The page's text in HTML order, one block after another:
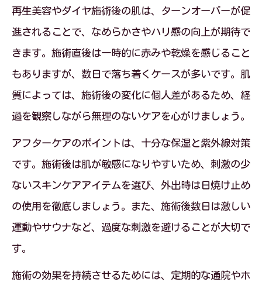
再生美容やダイヤ施術後の肌は、ターンオーバーが促
進されることで、なめらかさやハリ感の向上が期待で
きます。施術直後は一時的に赤みや乾燥を感じること
もありますが、数日で落ち着くケースが多いです。肌
質によっては、施術後の変化に個人差があるため、経
過を観察しながら無理のないケアを心がけましょう。
アフターケアのポイントは、十分な保湿と紫外線対策
です。施術後は肌が敏感になりやすいため、刺激の少
ないスキンケアアイテムを選び、外出時は日焼け止め
の使用を徹底しましょう。また、施術後数日は激しい
運動やサウナなど、過度な刺激を避けることが大切で
す。
施術の効果を持続させるためには、定期的な通院やホ